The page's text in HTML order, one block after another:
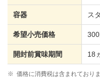
容器 ス
希望小売価格
開封前賞味期間 18
※ 価格に消費税は含まれておりま